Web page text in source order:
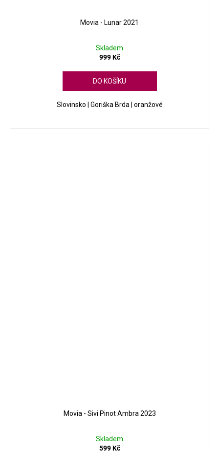
Movia - Lunar 2021
Skladem
999 Kč
DO KOŠÍKU
Slovinsko | Goriška Brda | oranžové
Movia - Sivi Pinot Ambra 2023
Skladem
599 Kč